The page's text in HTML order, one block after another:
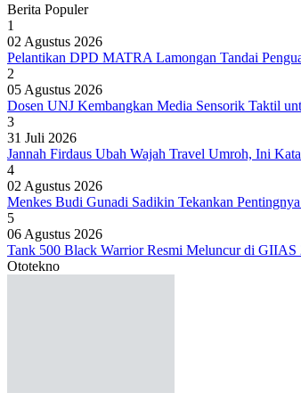
Berita Populer
1
02 Agustus 2026
Pelantikan DPD MATRA Lamongan Tandai
2
05 Agustus 2026
Dosen UNJ Kembangkan Media Sensorik Taktil
3
31 Juli 2026
Jannah Firdaus Ubah Wajah Travel Umroh, Ini
4
02 Agustus 2026
Menkes Budi Gunadi Sadikin Tekankan
5
06 Agustus 2026
Tank 500 Black Warrior Resmi Meluncur di GIIAS
Ototekno